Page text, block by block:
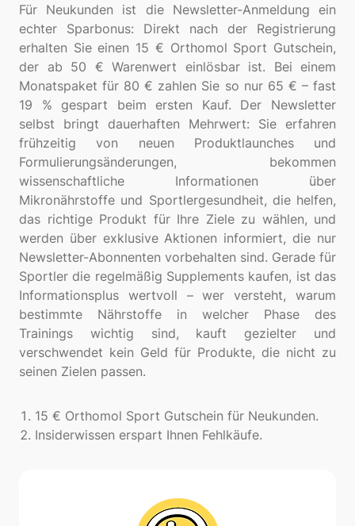
Für Neukunden ist die Newsletter-Anmeldung ein
echter Sparbonus: Direkt nach der Registrierung
erhalten Sie einen 15 € Orthomol Sport Gutschein,
der ab 50 € Warenwert einlösbar ist. Bei einem
Monatspaket für 80 € zahlen Sie so nur 65 € – fast
19 % gespart beim ersten Kauf. Der Newsletter
selbst bringt dauerhaften Mehrwert: Sie erfahren
frühzeitig von neuen Produktlaunches und
Formulierungsänderungen, bekommen
wissenschaftliche Informationen über
Mikronährstoffe und Sportlergesundheit, die helfen,
das richtige Produkt für Ihre Ziele zu wählen, und
werden über exklusive Aktionen informiert, die nur
Newsletter-Abonnenten vorbehalten sind. Gerade für
Sportler die regelmäßig Supplements kaufen, ist das
Informationsplus wertvoll – wer versteht, warum
bestimmte Nährstoffe in welcher Phase des
Trainings wichtig sind, kauft gezielter und
verschwendet kein Geld für Produkte, die nicht zu
seinen Zielen passen.
15 € Orthomol Sport Gutschein für Neukunden.
Insiderwissen erspart Ihnen Fehlkäufe.